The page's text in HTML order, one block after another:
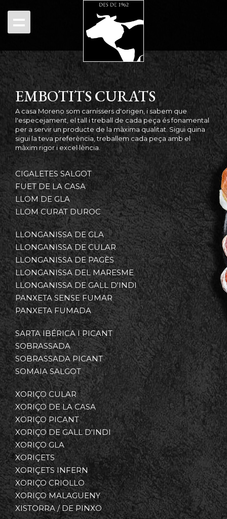
EMBOTITS CURATS
A casa Moreno som carnissers d'origen, i sabem que
l'especejament, el tall i treball de cada peça és fonamental
per a servir un producte de la màxima qualitat. Sigui quina
sigui la teva preferència, treballem cada peça amb el
màxim rigor i excel·lència.
CIGALETES SALGOT
FUET DE LA CASA
LLOM DE GLA
LLOM CURAT DUROC
LLONGANISSA DE GLA
LLONGANISSA DE CULAR
LLONGANISSA DE PAGÈS
LLONGANISSA DEL MARESME
LLONGANISSA DE GALL D'INDI
PANXETA SENSE FUMAR
PANXETA FUMADA
SARTA IBÉRICA I PICANT
SOBRASSADA
SOBRASSADA PICANT
SOMAIA SALGOT
XORIÇO CULAR
XORIÇO DE LA CASA
XORIÇO PICANT
XORIÇO DE GALL D'INDI
XORIÇO GLA
XORIÇETS
XORIÇETS INFERN
XORIÇO CRIOLLO
XORIÇO MALAGUENY
XISTORRA / DE PINXO